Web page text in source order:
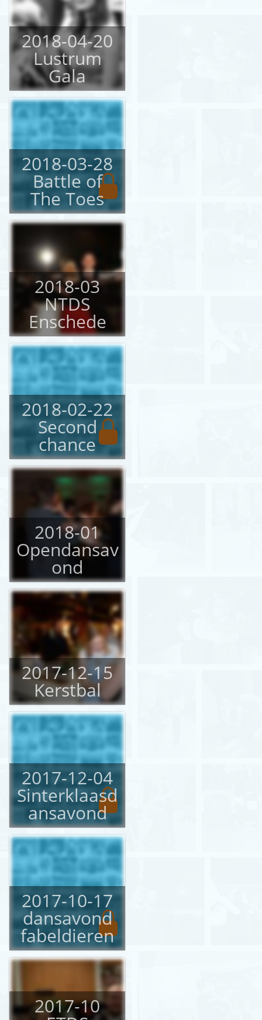
2018-04-20
Lustrum
Gala
2018-03-28
Battle of
The Toes
2018-03
NTDS
Enschede
2018-02-22
Second
chance
2018-01
Opendansav
ond
2017-12-15
Kerstbal
2017-12-04
Sinterklaasd
ansavond
2017-10-17
dansavond
fabeldieren
2017-10